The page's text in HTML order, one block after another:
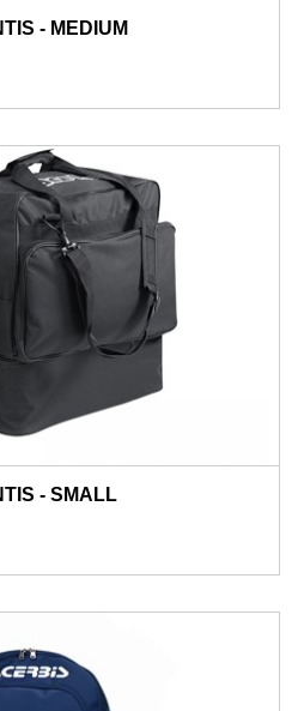
- MEDIUM
- SMALL